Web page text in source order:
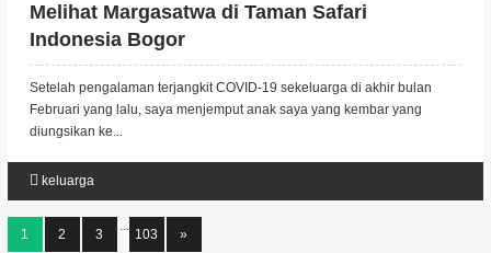
Melihat Margasatwa di Taman Safari
Indonesia Bogor
Setelah pengalaman terjangkit COVID-19 sekeluarga di akhir bulan
Februari yang lalu, saya menjemput anak saya yang kembar yang
diungsikan ke...
keluarga
1 2 3
...
103 »